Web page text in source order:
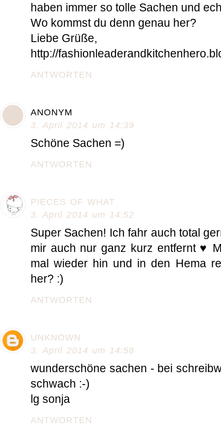
haben immer so tolle Sachen und
Wo kommst du denn genau her?
Liebe Grüße,
http://
ANTWORTEN
ANONYM
3. April 2014 um 14:39
Schöne Sachen =)
ANTWORTEN
PIECES OF WHAT
3. April 2014 um 14:52
Super Sachen! Ich fahr auch total
mir auch nur ganz kurz entfernt ♥
mal wieder hin und in den Hema
her? :)
ANTWORTEN
UNKNOWN
3. April 2014 um 14:58
wunderschöne sachen - bei
schwach :-)
lg sonja
ANTWORTEN